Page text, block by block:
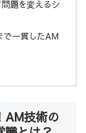
題を変えるシ
で一貫したAM
AM技術の